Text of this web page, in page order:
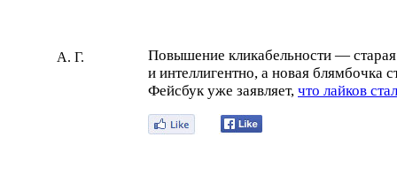
А. Г.
Повышение кликабельности —
и интеллигентно, а новая блямбочка
Фейсбук уже заявляет, что лайков